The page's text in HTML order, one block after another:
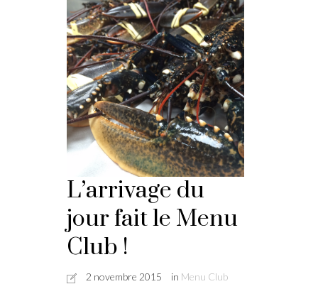
L’arrivage du
jour fait le Menu
Club !
2 novembre 2015 in Menu Club